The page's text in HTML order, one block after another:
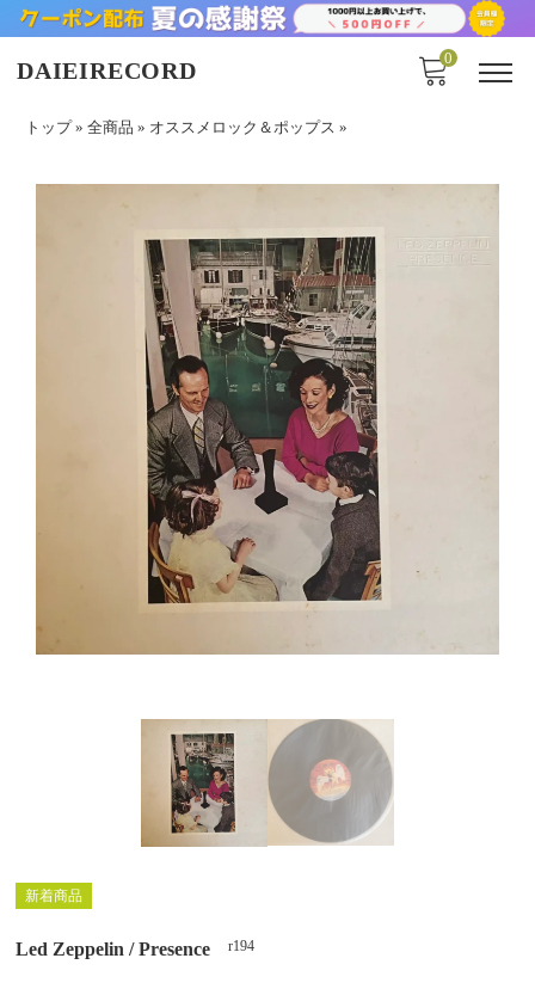
DAIEIRECORD 0
トップ» 全商品 » オススメロック＆ポップス »
新着商品
Led Zeppelin / Presence r194